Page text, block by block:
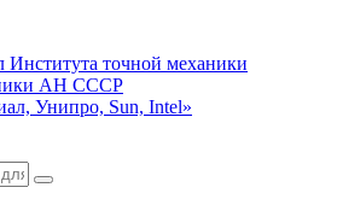
Института точной механики
АН СССР
Унипро, Sun, Intel»